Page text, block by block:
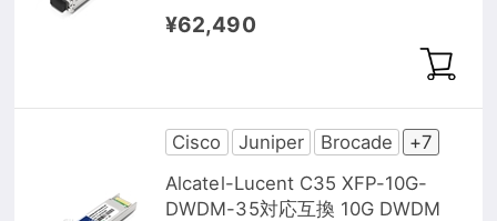
80km DOM）
¥62,490
Cisco Juniper Brocade
+7
Alcatel-Lucent C35 XFP-10G-
DWDM-35対応互換 10G DWDM